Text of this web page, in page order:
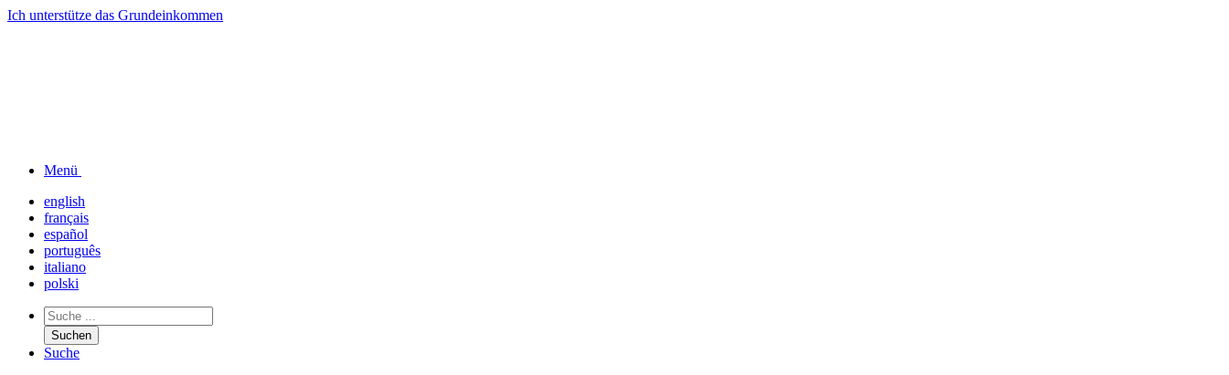
Ich unterstütze das Grundeinkommen
Menü
english
français
español
português
italiano
polski
Suchen
Suche